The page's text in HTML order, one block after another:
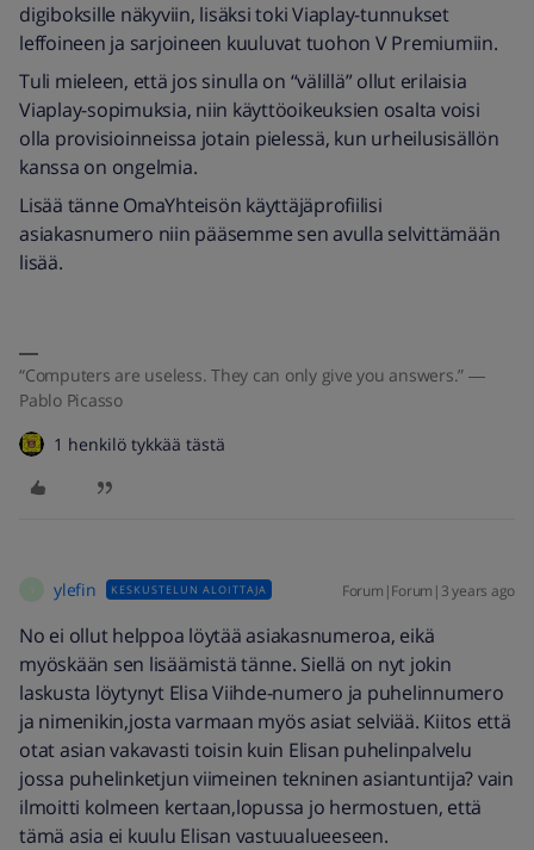
digiboksille näkyviin, lisäksi toki Viaplay-tunnukset
leffoineen ja sarjoineen kuuluvat tuohon V Premiumiin.
Tuli mieleen, että jos sinulla on “välillä” ollut erilaisia
Viaplay-sopimuksia, niin käyttöoikeuksien osalta voisi
olla provisioinneissa jotain pielessä, kun urheilusisällön
kanssa on ongelmia.
Lisää tänne OmaYhteisön käyttäjäprofiilisi
asiakasnumero niin pääsemme sen avulla selvittämään
lisää.
“Computers are useless. They can only give you answers.” ―
Pablo Picasso
1 henkilö tykkää tästä
ylefin KESKUSTELUN ALOITTAJA Forum|Forum|3 years ago
No ei ollut helppoa löytää asiakasnumeroa, eikä
myöskään sen lisäämistä tänne. Siellä on nyt jokin
laskusta löytynyt Elisa Viihde-numero ja puhelinnumero
ja nimenikin,josta varmaan myös asiat selviää. Kiitos että
otat asian vakavasti toisin kuin Elisan puhelinpalvelu
jossa puhelinketjun viimeinen tekninen asiantuntija? vain
ilmoitti kolmeen kertaan,lopussa jo hermostuen, että
tämä asia ei kuulu Elisan vastuualueeseen.